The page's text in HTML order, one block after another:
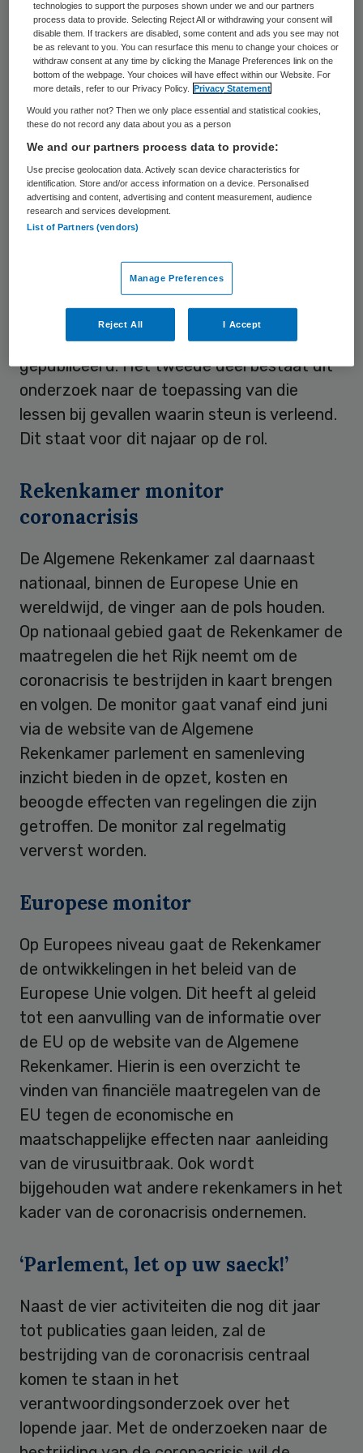
de ervaringen met de toegang tot de
testen. Een tweede onderzoek zoomt in op
de risico’s voor de overheidsfinanciën als
gevolg van leningen en garanties die zijn
verstrekt. Dat zal dit in oktober of
november verschijnen.
Het derde onderzoek neemt de
steunmaatregelen aan grote
ondernemingen onder de loep. Het bestaat
beschrijvend en zet de lessen uit eerdere
ervaringen met overheidssteun aan
bedrijven op een rij. Dit leidt tot een
overzicht dat eind juni zal worden
gepubliceerd. Het tweede deel bestaat uit
onderzoek naar de toepassing van die
lessen bij gevallen waarin steun is verleend.
Dit staat voor dit najaar op de rol.
Rekenkamer monitor
coronacrisis
De Algemene Rekenkamer zal daarnaast
nationaal, binnen de Europese Unie en
wereldwijd, de vinger aan de pols houden.
Op nationaal gebied gaat de Rekenkamer de
maatregelen die het Rijk neemt om de
coronacrisis te bestrijden in kaart brengen
en volgen. De monitor gaat vanaf eind juni
via de website van de Algemene
Rekenkamer parlement en samenleving
inzicht bieden in de opzet, kosten en
beoogde effecten van regelingen die zijn
getroffen. De monitor zal regelmatig
ververst worden.
Europese monitor
Op Europees niveau gaat de Rekenkamer
de ontwikkelingen in het beleid van de
Europese Unie volgen. Dit heeft al geleid
tot een aanvulling van de informatie over
de EU op de website van de Algemene
Rekenkamer. Hierin is een overzicht te
vinden van financiële maatregelen van de
EU tegen de economische en
maatschappelijke effecten naar aanleiding
van de virusuitbraak. Ook wordt
bijgehouden wat andere rekenkamers in het
kader van de coronacrisis ondernemen.
‘Parlement, let op uw saeck!’
Naast de vier activiteiten die nog dit jaar
tot publicaties gaan leiden, zal de
bestrijding van de coronacrisis centraal
komen te staan in het
verantwoordingsonderzoek over het
lopende jaar. Met de onderzoeken naar de
technologies to support the purposes shown under we and our partners
process data to provide. Selecting Reject All or withdrawing your consent will
disable them. If trackers are disabled, some content and ads you see may not
be as relevant to you. You can resurface this menu to change your choices or
withdraw consent at any time by clicking the Manage Preferences link on the
bottom of the webpage. Your choices will have effect within our Website. For
more details, refer to our Privacy Policy.
Privacy Statement
Would you rather not? Then we only place essential and statistical cookies,
these do not record any data about you as a person
We and our partners process data to provide:
Use precise geolocation data. Actively scan device characteristics for
identification. Store and/or access information on a device. Personalised
advertising and content, advertising and content measurement, audience
research and services development.
List of Partners (vendors)
Manage Preferences
Reject All I Accept